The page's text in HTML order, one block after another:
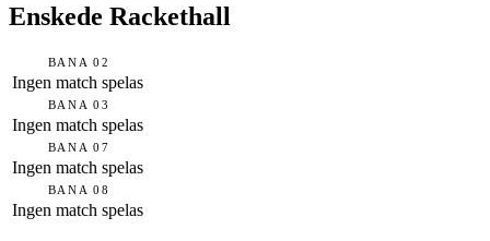
Enskede Rackethall
BANA 02
Ingen match spelas
BANA 03
Ingen match spelas
BANA 07
Ingen match spelas
BANA 08
Ingen match spelas